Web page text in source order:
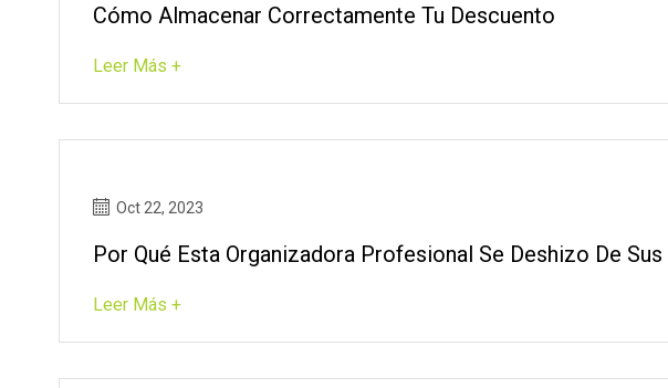
Cómo Almacenar Correctamente Tu Descuento
Leer Más +
Oct 22, 2023
Por Qué Esta Organizadora Profesional Se Deshizo De
Leer Más +